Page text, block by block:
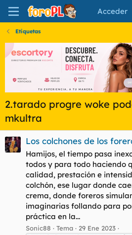
Acceder
Etiquetas
2.tarado progre woke
mkultra
Los colchones de los
Hamijos, el tiempo pasa
todos y para todo haciendo
calidad, prestación e
colchón, ese lugar donde
crema, donde foreros
imaginarias follando para
práctica en la...
Sonic88 Tema 29 Ene 2023